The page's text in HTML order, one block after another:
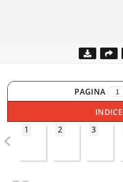
PAGINA
INDICE
1
2 3